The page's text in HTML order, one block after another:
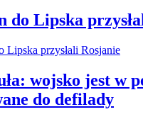
do Lipska
wojsko jest w
do defilady